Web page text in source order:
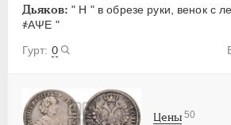
Дьяков: " Н " в обрезе руки, венок с
҂АΨЕ "
0
Цены 50